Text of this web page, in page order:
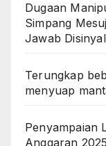
Dugaan
Simpang
Jawab
Terungkap
menyuap
Penyampaian
Anggaran